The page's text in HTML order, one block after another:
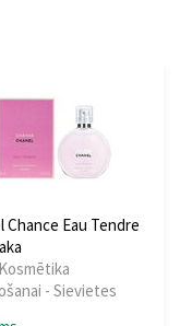
Chance Eau Tendre
- Sievietes